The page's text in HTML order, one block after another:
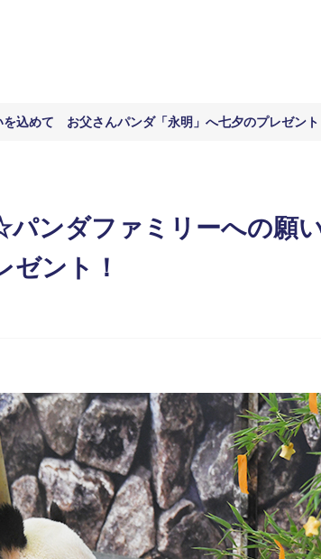
込めて お父さんパンダ「永明」へ七夕のプレゼント
パンダファミリーへの
ゼント！